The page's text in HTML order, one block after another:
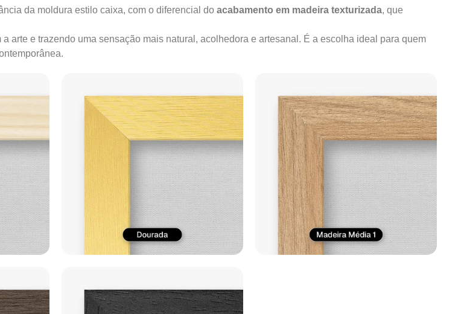
da moldura estilo caixa, com o diferencial do acabamento em madeira texturizada, que
arte e trazendo uma sensação mais natural, acolhedora e artesanal. É a escolha ideal para quem